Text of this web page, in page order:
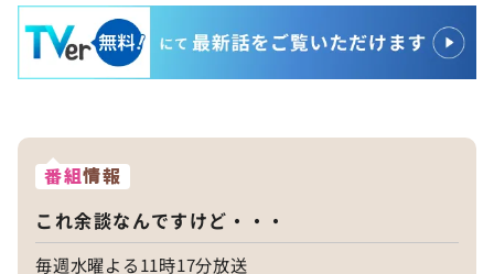
番組情報
これ余談なんですけど・・・
毎週水曜よる11時17分放送